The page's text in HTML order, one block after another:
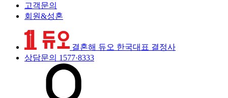
고객문의
회원&성혼
결혼해 듀오 한국대표 결정사
상담문의 1577·8333